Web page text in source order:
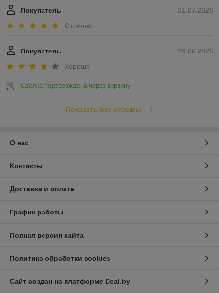
31.07.2026
Покупатель
Отлично
29.06.2026
Покупатель
Хорошо
Сделка подтверждена через корзину
Показать все отзывы
О нас
Контакты
Доставка и оплата
График работы
Полная версия сайта
Политика обработки cookies
Сайт создан на платформе Deal.by